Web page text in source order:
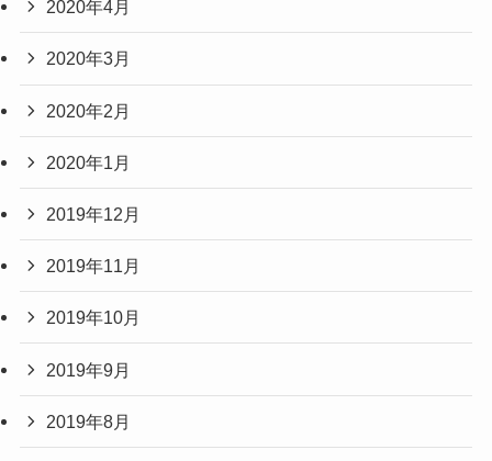
2020年4月
2020年3月
2020年2月
2020年1月
2019年12月
2019年11月
2019年10月
2019年9月
2019年8月